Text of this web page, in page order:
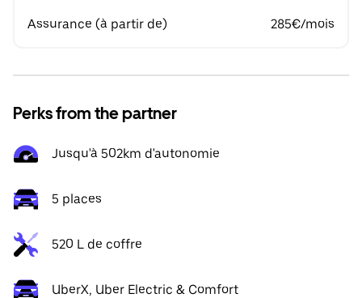
Assurance (à partir de) 285€/mois
Perks from the partner
Jusqu'à 502km d'autonomie
5 places
520 L de coffre
UberX, Uber Electric & Comfort